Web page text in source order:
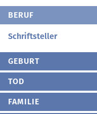
BERUF
Schriftsteller
GEBURT
TOD
FAMILIE